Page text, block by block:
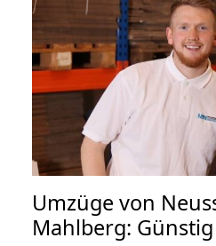
Umzüge von
Mahlberg: